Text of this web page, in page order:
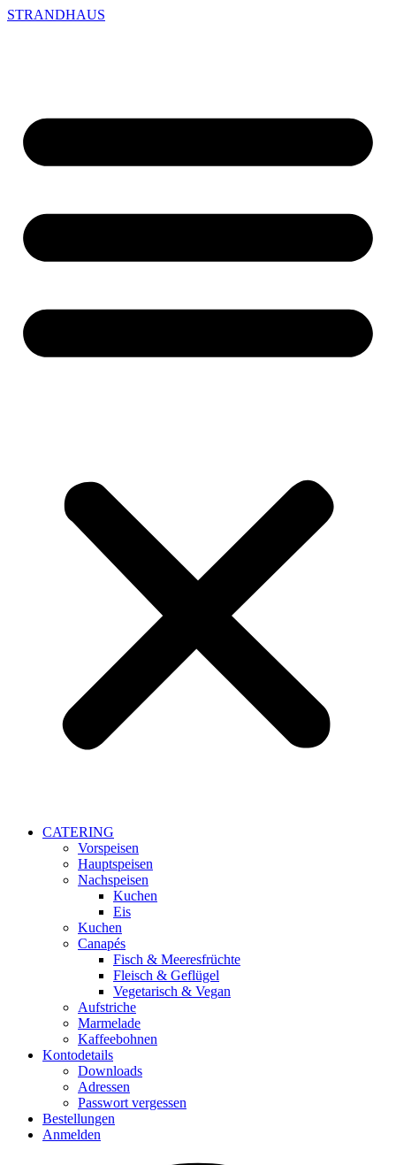
STRANDHAUS
CATERING
Vorspeisen
Hauptspeisen
Nachspeisen
Kuchen
Eis
Kuchen
Canapés
Fisch & Meeresfrüchte
Fleisch & Geflügel
Vegetarisch & Vegan
Aufstriche
Marmelade
Kaffeebohnen
Kontodetails
Downloads
Adressen
Passwort vergessen
Bestellungen
Anmelden